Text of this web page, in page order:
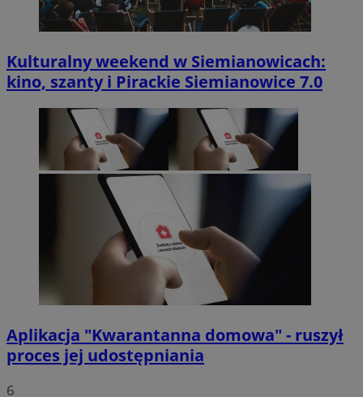
Kulturalny weekend w Siemianowicach:
kino, szanty i Pirackie Siemianowice 7.0
Aplikacja "Kwarantanna domowa" - ruszył
proces jej udostępniania
6